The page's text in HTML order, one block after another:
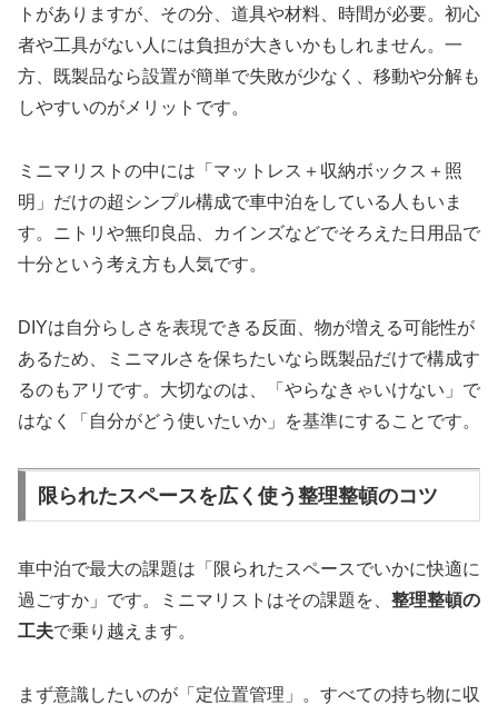
トがありますが、その分、道具や材料、時間が必要。初心
者や工具がない人には負担が大きいかもしれません。一
方、既製品なら設置が簡単で失敗が少なく、移動や分解も
しやすいのがメリットです。
ミニマリストの中には「マットレス＋収納ボックス＋照
明」だけの超シンプル構成で車中泊をしている人もいま
す。ニトリや無印良品、カインズなどでそろえた日用品で
十分という考え方も人気です。
DIYは自分らしさを表現できる反面、物が増える可能性が
あるため、ミニマルさを保ちたいなら既製品だけで構成す
るのもアリです。大切なのは、「やらなきゃいけない」で
はなく「自分がどう使いたいか」を基準にすることです。
限られたスペースを広く使う整理整頓のコツ
車中泊で最大の課題は「限られたスペースでいかに快適に
過ごすか」です。ミニマリストはその課題を、 整理整頓の
工夫で乗り越えます。
まず意識したいのが「定位置管理」。すべての持ち物に収